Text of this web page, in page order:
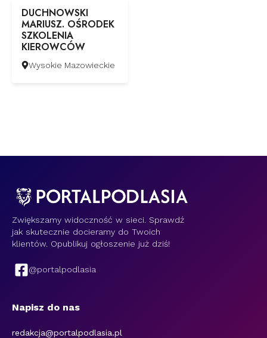
DUCHNOWSKI
MARIUSZ. OŚRODEK
SZKOLENIA
KIEROWCÓW
Wysokie Mazowieckie
Zwiększamy widoczność w sieci. Sprawdź
jak skutecznie docieramy do Twoich
klientów. Opublikuj ogłoszenie już dziś!
@portalpodlasia
Napisz do nas
redakcja@portalpodlasia.pl